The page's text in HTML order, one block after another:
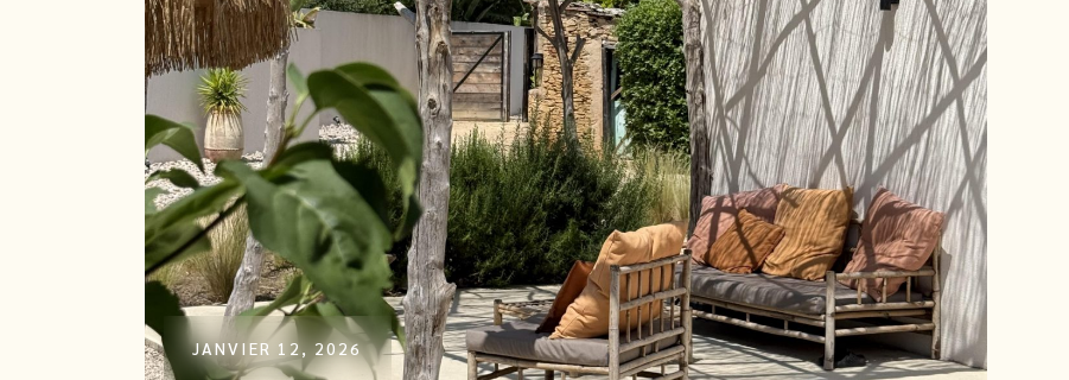
JANVIER 12, 2026